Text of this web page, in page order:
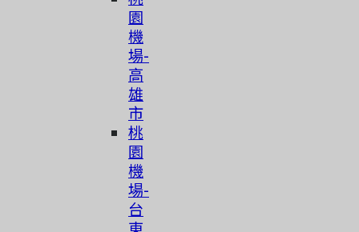
園
機
場-
高
雄
市
桃
園
機
場-
台